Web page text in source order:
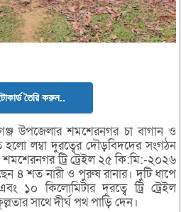
তৈরি করুন..
উপজেলার শমশেরনগর চা বাগান ও
লম্বা দুরত্বের দৌড়বিদদের সংগঠন
ট্রি ট্রেইল ২৫ কি:মি:-২০২৬
৪ শত নারী ও পুরুষ রানার। দুটি ধাপে
১০ কিলোমিটার দূরত্বে ট্রি ট্রেইল
সাথে দীর্ঘ পথ পাড়ি দেন।